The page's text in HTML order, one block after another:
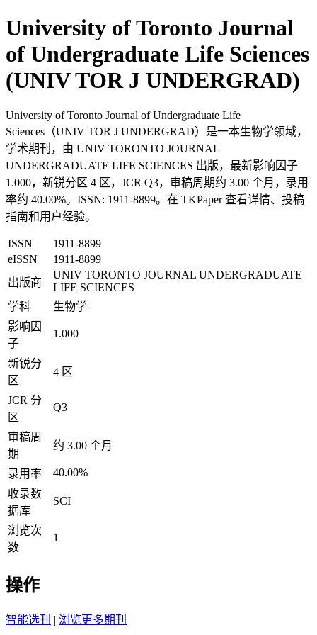
University of Toronto Journal
of Undergraduate Life Sciences
(UNIV TOR J UNDERGRAD)
University of Toronto Journal of Undergraduate Life
Sciences（UNIV TOR J UNDERGRAD）是一本生物学领域，
学术期刊，由 UNIV TORONTO JOURNAL
UNDERGRADUATE LIFE SCIENCES 出版，最新影响因子
1.000，新锐分区 4 区，JCR Q3，审稿周期约 3.00 个月，录用
率约 40.00%。ISSN: 1911-8899。在 TKPaper 查看详情、投稿
指南和用户经验。
ISSN
1911-8899
eISSN
1911-8899
出版商
UNIV TORONTO JOURNAL UNDERGRADUATE
LIFE SCIENCES
学科
生物学
影响因
子
1.000
新锐分
区
4 区
JCR 分
区
Q3
审稿周
期
约 3.00 个月
录用率
40.00%
收录数
据库
SCI
浏览次
数
1
操作
智能选刊 | 浏览更多期刊